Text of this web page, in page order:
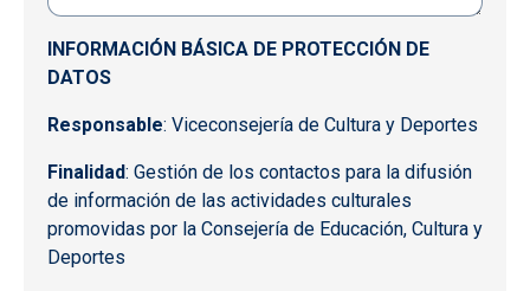
INFORMACIÓN BÁSICA DE PROTECCIÓN DE
DATOS
Responsable: Viceconsejería de Cultura y Deportes
Finalidad: Gestión de los contactos para la difusión
de información de las actividades culturales
promovidas por la Consejería de Educación, Cultura y
Deportes